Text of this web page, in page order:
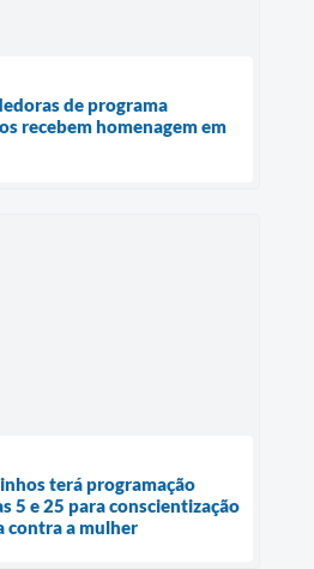
de programa
recebem homenagem em
terá programação
5 e 25 para conscientização
contra a mulher